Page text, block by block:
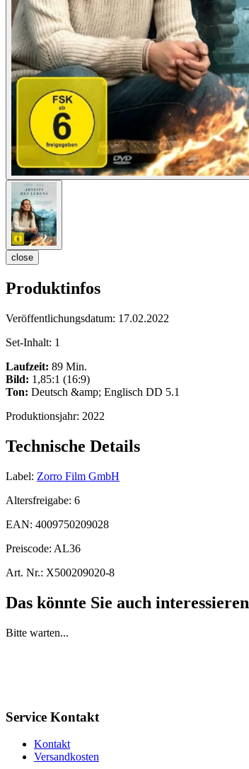
close
Produktinfos
Veröffentlichungsdatum: 17.02.2022
Set-Inhalt: 1
Laufzeit: 89 Min.
Bild: 1,85:1 (16:9)
Ton: Deutsch &amp; Englisch DD 5.1
Produktionsjahr: 2022
Technische Details
Label: Zorro Film GmbH
Altersfreigabe: 6
EAN: 4009750209028
Preiscode: AL36
Art. Nr.: X500209020-8
Das könnte Sie auch interessieren
Bitte warten...
Service Kontakt
Kontakt
Versandkosten